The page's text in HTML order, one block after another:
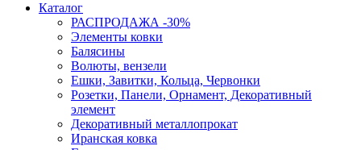
Каталог
РАСПРОДАЖА -30%
Элементы ковки
Балясины
Волюты, вензели
Ешки, Завитки, Кольца, Червонки
Розетки, Панели, Орнамент, Декоративный
элемент
Декоративный металлопрокат
Иранская ковка